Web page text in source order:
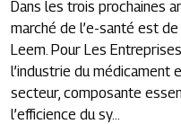
Dans les trois prochaines
marché de l’e-santé est
Leem. Pour Les
l’industrie du médicament
secteur, composante
l’efficience du sy...